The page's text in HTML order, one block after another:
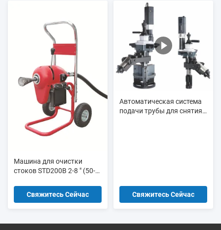
Машина для очистки
стоков STD200B 2-8 " (50-
литой алюминиевой
рамкой
Свяжитесь Сейчас
Автоматическая система
подачи трубы для снятия
Свяжитесь Сейчас